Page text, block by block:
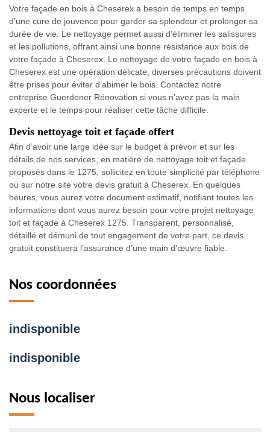
Votre façade en bois à Cheserex a besoin de temps en temps
d’une cure de jouvence pour garder sa splendeur et prolonger sa
durée de vie. Le nettoyage permet aussi d’éliminer les salissures
et les pollutions, offrant ainsi une bonne résistance aux bois de
votre façade à Cheserex. Le nettoyage de votre façade en bois à
Cheserex est une opération délicate, diverses précautions doivent
être prises pour éviter d’abimer le bois. Contactez notre
entreprise Guerdener Rénovation si vous n’avez pas la main
experte et le temps pour réaliser cette tâche difficile.
Devis nettoyage toit et façade offert
Afin d’avoir une large idée sur le budget à prévoir et sur les
détails de nos services, en matière de nettoyage toit et façade
proposés dans le 1275, sollicitez en toute simplicité par téléphone
ou sur notre site votre devis gratuit à Cheserex. En quelques
heures, vous aurez votre document estimatif, notifiant toutes les
informations dont vous aurez besoin pour votre projet nettoyage
toit et façade à Cheserex 1275. Transparent, personnalisé,
détaillé et démuni de tout engagement de votre part, ce devis
gratuit constituera l’assurance d’une main d’œuvre fiable.
Nos coordonnées
indisponible
indisponible
Nous localiser